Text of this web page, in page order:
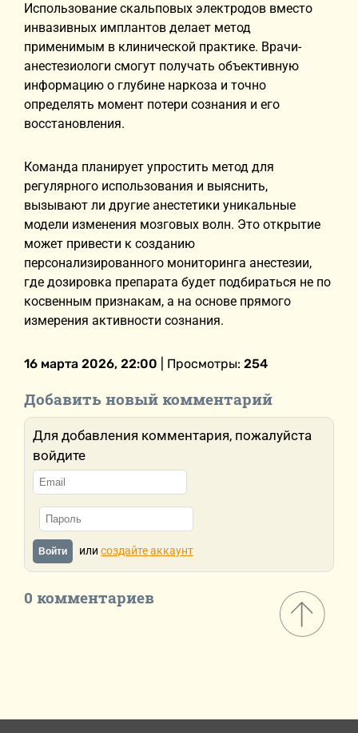
Использование скальповых электродов вместо
инвазивных имплантов делает метод
применимым в клинической практике. Врачи-
анестезиологи смогут получать объективную
информацию о глубине наркоза и точно
определять момент потери сознания и его
восстановления.
Команда планирует упростить метод для
регулярного использования и выяснить,
вызывают ли другие анестетики уникальные
модели изменения мозговых волн. Это открытие
может привести к созданию
персонализированного мониторинга анестезии,
где дозировка препарата будет подбираться не по
косвенным признакам, а на основе прямого
измерения активности сознания.
16 марта 2026, 22:00 | Просмотры: 254
Добавить новый комментарий
Для добавления комментария, пожалуйста
войдите
Войти или создайте аккаунт
0 комментариев